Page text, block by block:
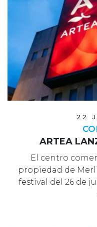
22
ARTEA
El centro
propiedad de
festival del 26 de